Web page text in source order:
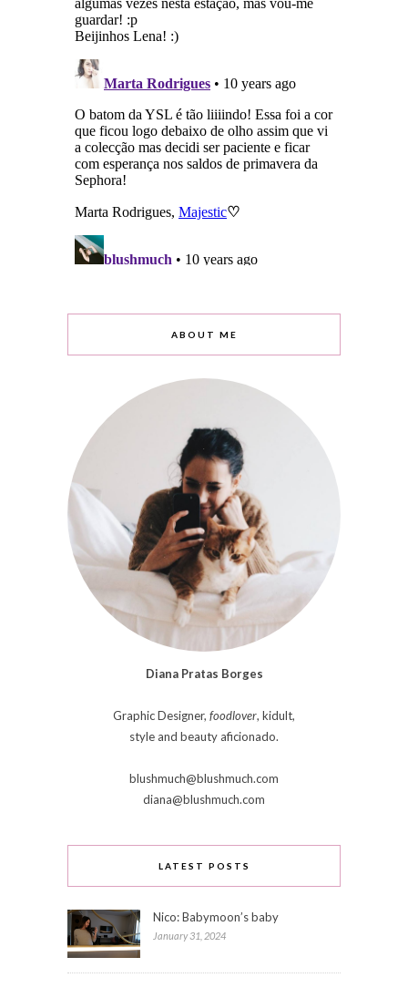
ABOUT ME
Diana Pratas Borges
Graphic Designer, foodlover, kidult,
style and beauty aficionado.
blushmuch@blushmuch.com
diana@blushmuch.com
LATEST POSTS
Nico: Babymoon’s baby
January 31, 2024